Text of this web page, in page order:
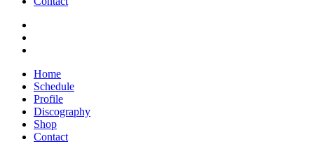
Home
Schedule
Profile
Discography
Shop
Contact